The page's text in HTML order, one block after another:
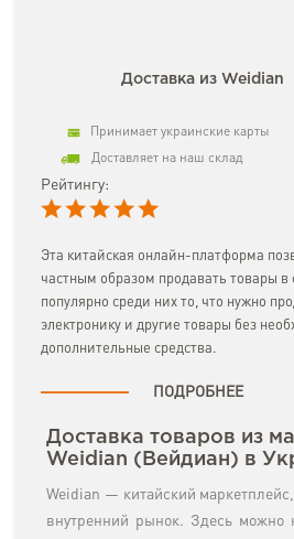
Доставка из Weidian
Принимает украинские карты
Доставляет на наш склад
Рейтингу:
Эта китайская онлайн-платформа
частным образом продавать товары в
популярно среди них то, что нужно
электронику и другие товары без
дополнительные средства.
ПОДРОБНЕЕ
Доставка товаров из
Weidian (Вейдиан) в
Weidian — китайский
внутренний рынок. Здесь можно